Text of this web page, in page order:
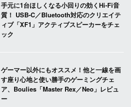
手元に1台ほしくなる小回りの効くHi-Fi音
質！ USB-C／Bluetooth対応のクリエイテ
ィブ「XF1」アクティブスピーカーをチェ
ック
ゲーマー以外にもオススメ！他と一線を画
す座り心地と使い勝手のゲーミングチェ
ア、Boulies「Master Rex／Neo」レビュ
ー